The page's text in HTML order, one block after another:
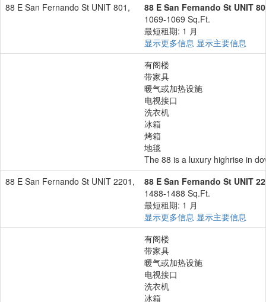
88 E San Fernando St UNIT 801,
88 E San Fernando St UNIT
1069-1069 Sq.Ft.
最短租期: 1 月
显示更多信息 显示主要信息
有阁楼
带家具
暖气或加热设施
电视接口
洗衣机
冰箱
烤箱
地毯
The 88 is a luxury highrise in
88 E San Fernando St UNIT 2201,
88 E San Fernando St UNIT
1488-1488 Sq.Ft.
最短租期: 1 月
显示更多信息 显示主要信息
有阁楼
带家具
暖气或加热设施
电视接口
洗衣机
冰箱